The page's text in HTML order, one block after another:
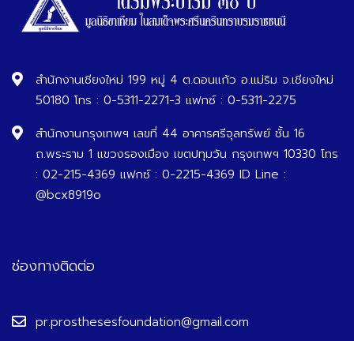
สำนักงานเชียงใหม่ 199 หมู่ 4 ต.ดอนแก้ว อ.แม่ริม จ.เชียงใหม่
50180 โทร : 0-5311-2271-3 แฟกซ์ : 0-5311-2275
สำนักงานกรุงเทพฯ เลขที่ 44 อาคารศรีจุลทรัพย์ ชั้น 16
ถ.พระราม 1 แขวงรองเมือง เขตปทุมวัน กรุงเทพฯ 10330 โทร
: 02-215-4369 แฟกซ์ : 0-2215-4369 ID Line :
@bcx8919o
ช่องทางติดต่อ
pr.prosthesesfoundation@gmail.com